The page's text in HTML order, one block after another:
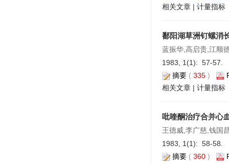
相关文章 | 计量指标
鄱阳湖草洲钉螺消
蓝振华,高启贵,江顺
1983, 1(1): 57-57.
摘要 ( 335 )
相关文章 | 计量指标
吡喹酮治疗合并心
王德威,李广慈,钱国
1983, 1(1): 58-58.
摘要 ( 360 )